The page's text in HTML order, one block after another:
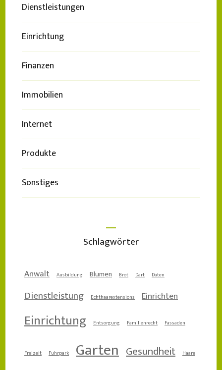
Dienstleistungen
Einrichtung
Finanzen
Immobilien
Internet
Produkte
Sonstiges
Schlagwörter
Anwalt Ausbildung Blumen Brot Dart Daten
Dienstleistung Echthaarextensions Einrichten
Einrichtung Entsorgung Familienrecht Fassaden
Freizeit Fuhrpark Garten Gesundheit Haare